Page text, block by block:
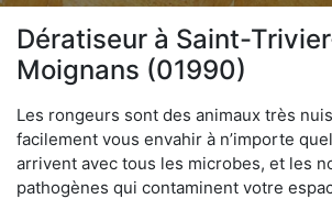
Dératiseur à Saint-
Moignans (01990)
Les rongeurs sont des animaux très
facilement vous envahir à n’importe
arrivent avec tous les microbes, et les
pathogènes qui contaminent votre